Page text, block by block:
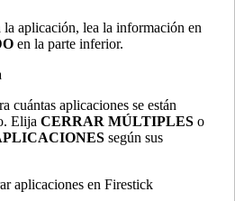
la aplicación, lea la información en
en la parte inferior.
cuántas aplicaciones se están
Elija CERRAR MÚLTIPLES o
según sus